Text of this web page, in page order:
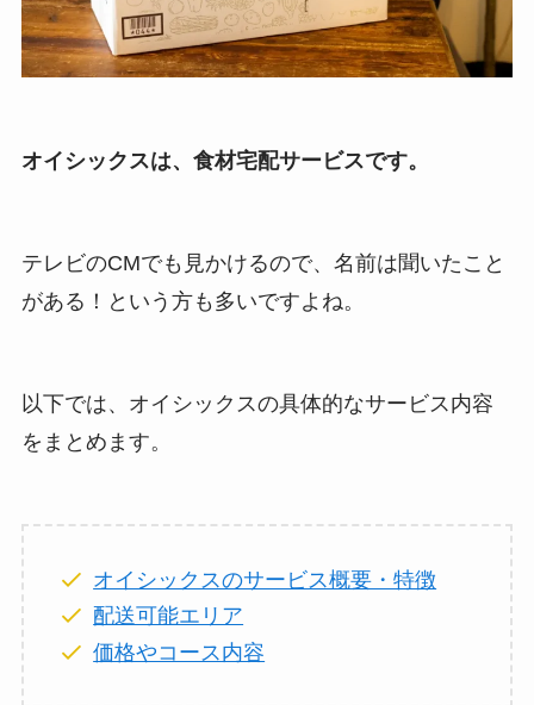
オイシックスは、食材宅配サービスです。
テレビのCMでも見かけるので、名前は聞いたこと
がある！という方も多いですよね。
以下では、オイシックスの具体的なサービス内容
をまとめます。
オイシックスのサービス概要・特徴
配送可能エリア
価格やコース内容